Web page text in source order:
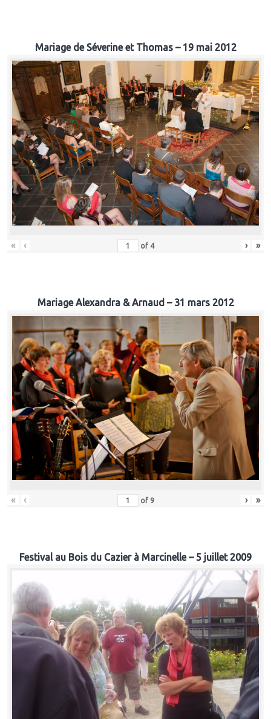
Mariage de Séverine et Thomas – 19 mai 2012
« ‹ of 4 › »
Mariage Alexandra & Arnaud – 31 mars 2012
« ‹ of 9 › »
Festival au Bois du Cazier à Marcinelle – 5 juillet 2009